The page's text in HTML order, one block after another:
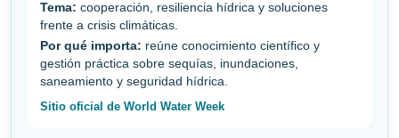
Tema: cooperación, resiliencia hídrica y soluciones
frente a crisis climáticas.
Por qué importa: reúne conocimiento científico y
gestión práctica sobre sequías, inundaciones,
saneamiento y seguridad hídrica.
Sitio oficial de World Water Week